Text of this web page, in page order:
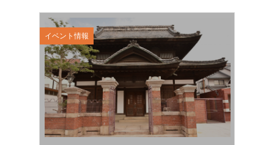
イベント情報